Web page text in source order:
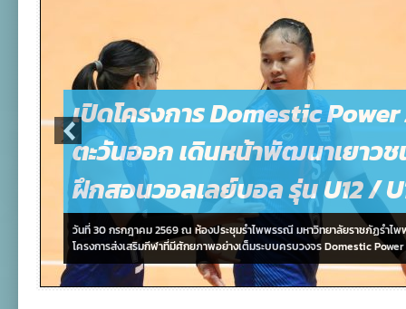
August 1, 2026, by Usxx
July 31, 2026, by
เปิดโครงการ Domestic
ตะวันออก เดินหน้าพัฒนาเยาว
ฝึกสอนวอลเลย์บอล รุ่น U12 /
วันที่ 30 กรกฎาคม 2569 ณ ห้องประชุมรำไพพรรณี มหาวิทยาลัยราชภัฏรำ
โครงการส่งเสริมกีฬาที่มีศักยภาพอย่างเต็มระบบครบวงจร Domestic Power